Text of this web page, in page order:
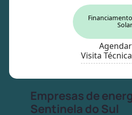
Financiamento
Solar
Agendar
Visita Técnica
Empresas de
Sentinela do Sul